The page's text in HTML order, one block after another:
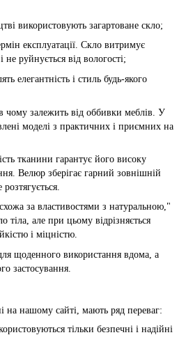
використовують загартоване скло;
експлуатації. Скло витримує
не руйнується від вологості;
елегантність і стиль будь-якого
чому залежить від оббивки меблів. У
моделі з практичних і приємних на
тканини гарантує його високу
Велюр зберігає гарний зовнішній
за властивостями з натуральною,"
тіла, але при цьому відрізняється
і міцністю.
щоденного використання вдома, а
застосування.
на нашому сайті, мають ряд переваг:
тільки безпечні і надійні